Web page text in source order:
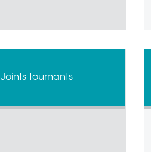
Joints tournants